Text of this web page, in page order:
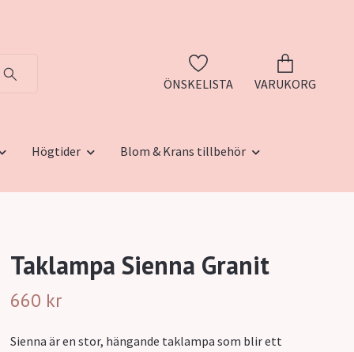
ÖNSKELISTA VARUKORG
Högtider
Blom & Krans tillbehör
Taklampa Sienna Granit
660 kr
Sienna är en stor, hängande taklampa som blir ett